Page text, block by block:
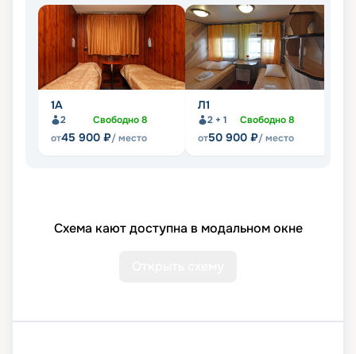
1А
2 Свободно8
от45 900 ₽/ место
Л1
2 + 1 Свободно8
от50 900 ₽/ место
Схема кают доступна в модальном окне